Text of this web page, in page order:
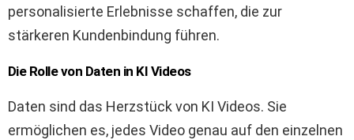
personalisierte Erlebnisse schaffen, die zur
stärkeren Kundenbindung führen.
Die Rolle von Daten in KI Videos
Daten sind das Herzstück von KI Videos. Sie
ermöglichen es, jedes Video genau auf den einzelnen